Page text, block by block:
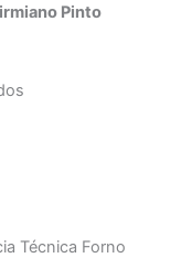
Pinto
Técnica Forno